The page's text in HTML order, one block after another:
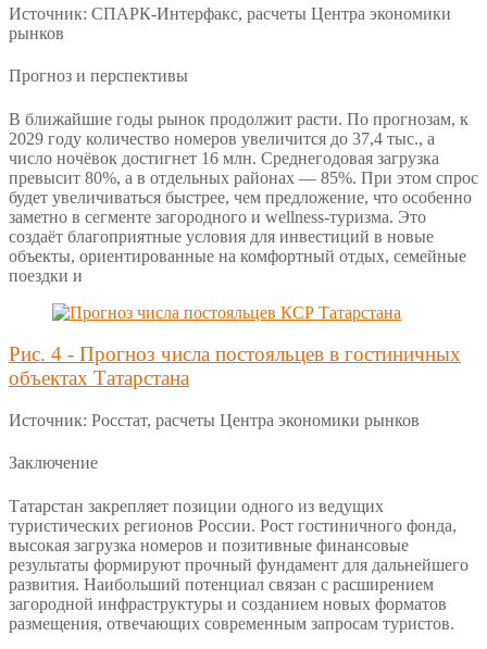
Источник: СПАРК-Интерфакс, расчеты Центра экономики
рынков
Прогноз и перспективы
В ближайшие годы рынок продолжит расти. По прогнозам, к
2029 году количество номеров увеличится до 37,4 тыс., а
число ночёвок достигнет 16 млн. Среднегодовая загрузка
превысит 80%, а в отдельных районах — 85%. При этом спрос
будет увеличиваться быстрее, чем предложение, что особенно
заметно в сегменте загородного и wellness-туризма. Это
создаёт благоприятные условия для инвестиций в новые
объекты, ориентированные на комфортный отдых, семейные
поездки и
Рис. 4 - Прогноз числа постояльцев в гостиничных
объектах Татарстана
Источник: Росстат, расчеты Центра экономики рынков
Заключение
Татарстан закрепляет позиции одного из ведущих
туристических регионов России. Рост гостиничного фонда,
высокая загрузка номеров и позитивные финансовые
результаты формируют прочный фундамент для дальнейшего
развития. Наибольший потенциал связан с расширением
загородной инфраструктуры и созданием новых форматов
размещения, отвечающих современным запросам туристов.